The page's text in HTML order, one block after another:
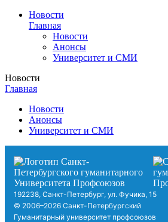
Новости
Главная
Новости
Анонсы
Университет и СМИ
Новости
Главная
Новости
Анонсы
Университет и СМИ
192238, Санкт-Петербург, ул. Фучика, 15
© 2006–2026 Санкт-Петербургский
Гуманитарный университет профсоюзов